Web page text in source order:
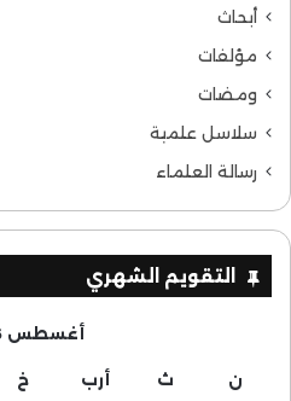
أبحاث
مؤلفات
ومضات
سلاسل علمية
رسالة العلماء
التقويم الشهري
أغسطس 2026
ن ث أرب خ